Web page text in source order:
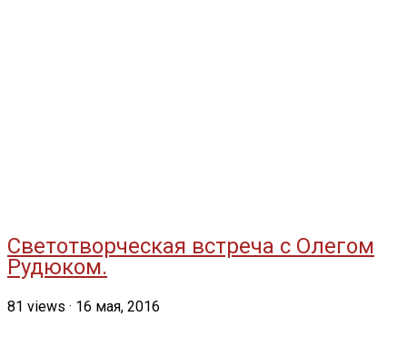
Светотворческая встреча с Олегом
Рудюком.
81 views · 16 мая, 2016